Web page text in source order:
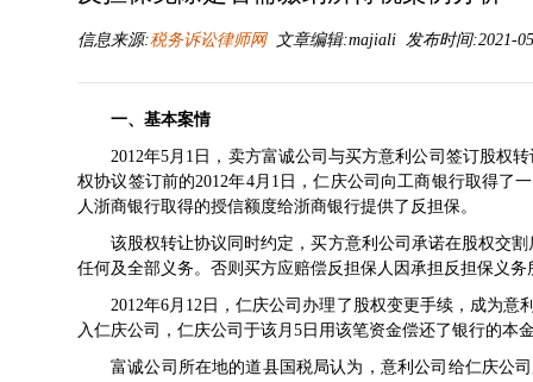
信息来源:税务诉讼律师网文章编辑:majiali 发布时间:2021-
一、基本案情
2012年5月1日，卖方富诚公司与买方意利公司签订股权
权协议签订前的2012年4月1日，仁庆公司向工商银行取得了
人浙商银行取得的授信额度给浙商银行提供了反担保。
该股权转让协议同时约定，买方意利公司承诺在股权交
任何及全部义务。否则买方应赔偿反担保人因承担反担保义
2012年6月12日，仁庆公司办理了股权变更手续，成为意
入仁庆公司，仁庆公司于该月5日用该笔资金偿还了银行的
富诚公司所在地的道县国税局认为，意利公司给仁庆公